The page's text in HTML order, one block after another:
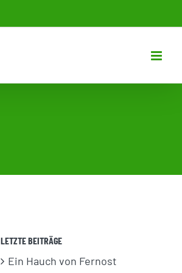
LETZTE BEITRÄGE
Ein Hauch von Fernost